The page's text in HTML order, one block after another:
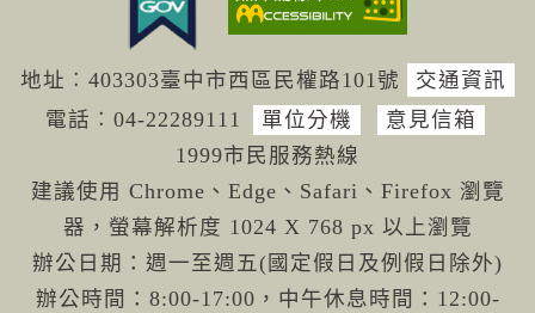
地址︰403303臺中市西區民權路101號
交通資訊
電話︰04-22289111 單位分機
意見信箱
1999市民服務熱線
建議使用 Chrome、Edge、Safari、Firefox 瀏覽
器，螢幕解析度 1024 X 768 px 以上瀏覽
辦公日期：週一至週五(國定假日及例假日除外)
辦公時間：8:00-17:00，中午休息時間：12:00-